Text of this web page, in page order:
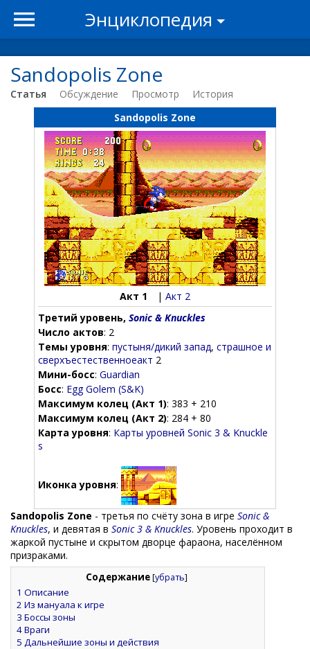
Энциклопедия
Sandopolis Zone
Статья Обсуждение Просмотр
История
Sandopolis Zone
Акт 1 | Акт 2
Третий уровень, Sonic & Knuckles
Число актов: 2
Темы уровня: пустыня/дикий запад, страшное и
сверхъестественноеакт 2
Мини-босс: Guardian
Босс: Egg Golem (S&K)
Максимум колец (Акт 1): 383 + 210
Максимум колец (Акт 2): 284 + 80
Карта уровня: Карты уровней Sonic 3 & Knuckle
s
Иконка уровня:
Sandopolis Zone - третья по счёту зона в игре Sonic &
Knuckles, и девятая в Sonic 3 & Knuckles. Уровень проходит в
жаркой пустыне и скрытом дворце фараона, населённом
призраками.
Содержание[убрать]
1 Описание
2 Из мануала к игре
3 Боссы зоны
4Враги
5 Дальнейшие зоны и действия